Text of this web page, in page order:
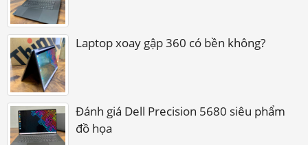
Laptop xoay gập 360 có bền không?
Đánh giá Dell Precision 5680 siêu phẩm
đồ họa